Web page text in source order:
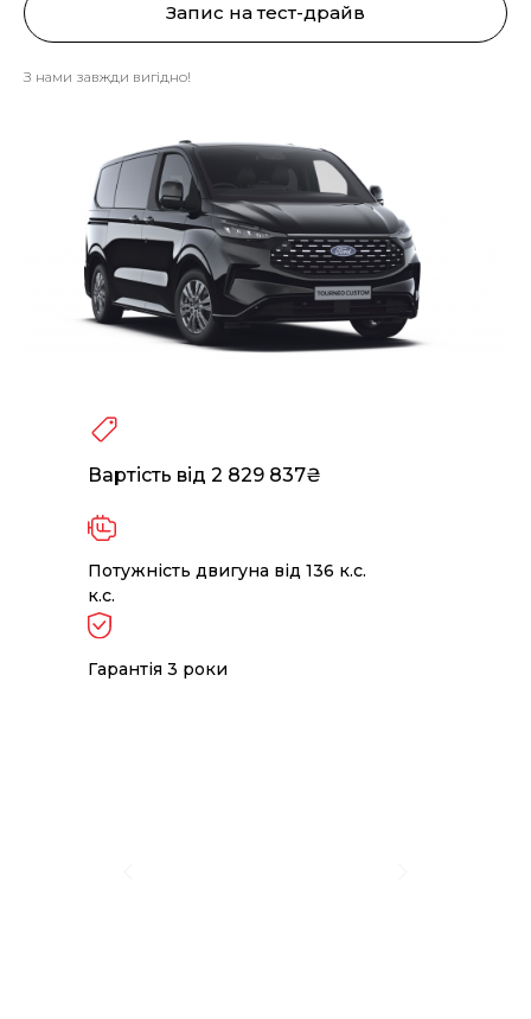
Запис на тест-драйв
З нами завжди вигідно!
Вартість від 2 829 837₴
Потужність двигуна від 136 к.с.
к.с.
Гарантія 3 роки